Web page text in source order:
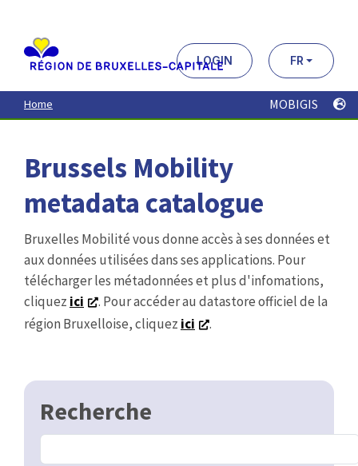
contenu
principal
LOGIN FR
Home MOBIGIS
Brussels Mobility
metadata catalogue
Bruxelles Mobilité vous donne accès à ses données et
aux données utilisées dans ses applications. Pour
télécharger les métadonnées et plus d'infomations,
cliquez ici
. Pour accéder au datastore officiel de la
région Bruxelloise, cliquez ici .
Recherche